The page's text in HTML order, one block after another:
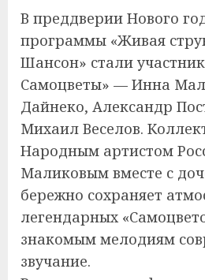
В преддверии Нового
программы «Живая
Шансон» стали
Самоцветы» — Инна
Дайнеко, Александр
Михаил Веселов.
Народным артистом
Маликовым вместе с
бережно сохраняет
легендарных
знакомым мелодиям
звучание.